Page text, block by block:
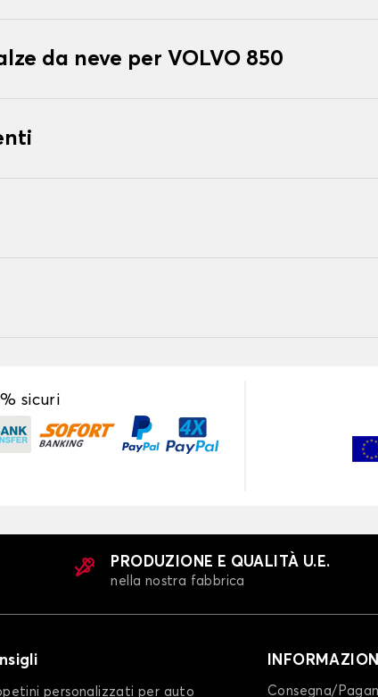
da neve per VOLVO 850
sicuri
PRODUZIONE E QUALITÀ U.E.
nella nostra fabbrica
personalizzati per auto Consegna/